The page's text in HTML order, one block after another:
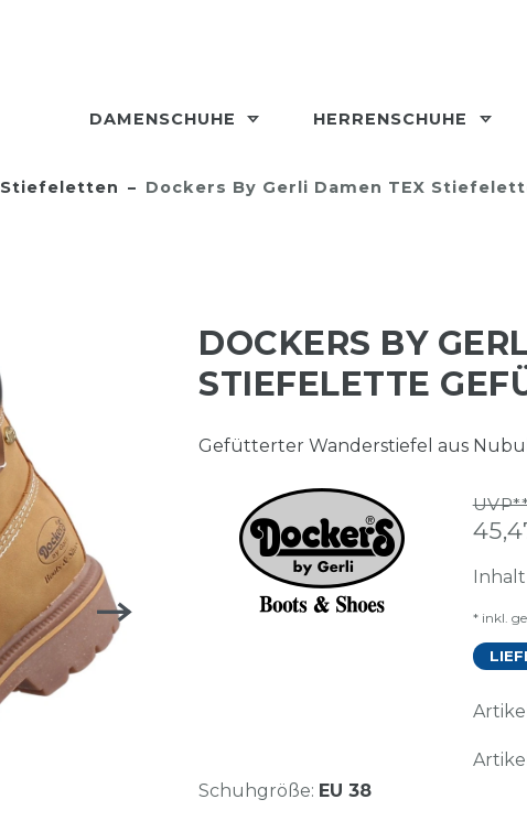
DAMENSCHUHE HERRENSCHUHE
Stiefeletten Dockers By Gerli Damen TEX
DOCKERS BY
STIEFELETTE
Gefütterter Wanderstiefel aus
Inhalt
* inkl.
Schuhgröße: EU 38